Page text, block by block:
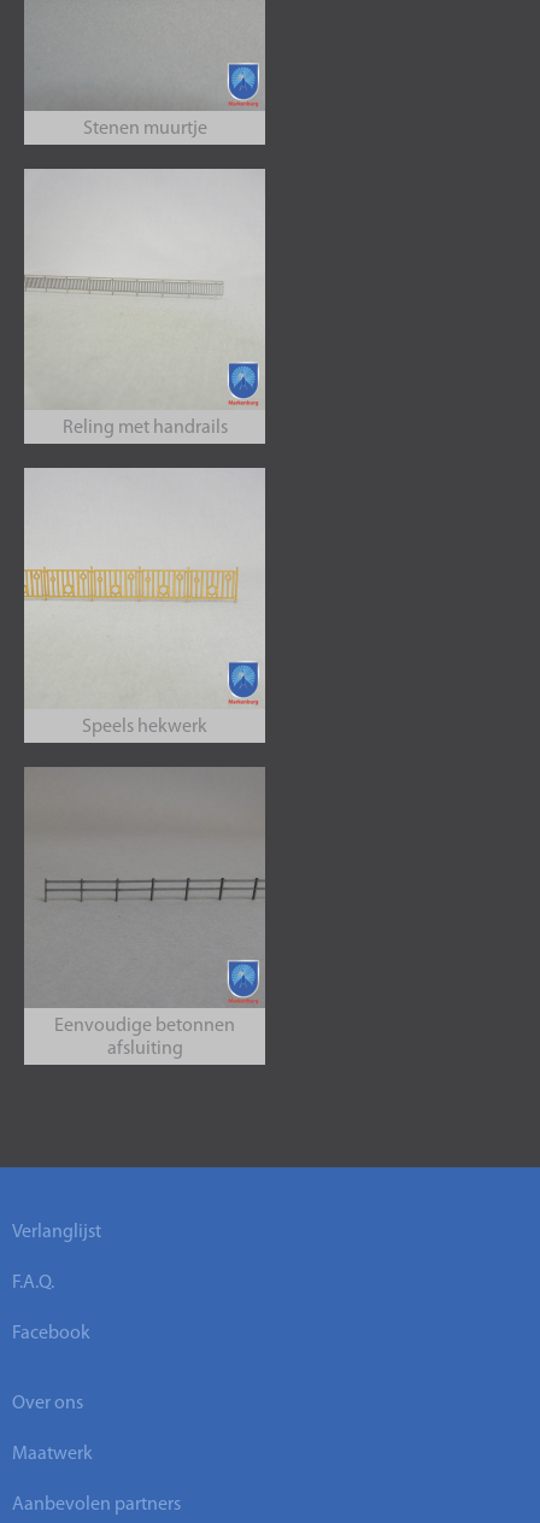
Stenen muurtje
Reling met handrails
Speels hekwerk
Eenvoudige betonnen
afsluiting
Verlanglijst
F.A.Q.
Facebook
Over ons
Maatwerk
Aanbevolen partners